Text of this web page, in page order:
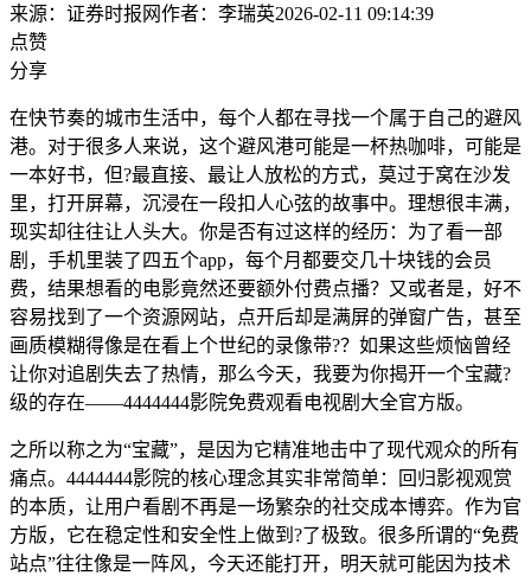
来源：证券时报网作者：李瑞英2026-02-11 09:14:39
点赞
分享
在快节奏的城市生活中，每个人都在寻找一个属于自己的避风
港。对于很多人来说，这个避风港可能是一杯热咖啡，可能是
一本好书，但?最直接、最让人放松的方式，莫过于窝在沙发
里，打开屏幕，沉浸在一段扣人心弦的故事中。理想很丰满，
现实却往往让人头大。你是否有过这样的经历：为了看一部
剧，手机里装了四五个app，每个月都要交几十块钱的会员
费，结果想看的电影竟然还要额外付费点播？又或者是，好不
容易找到了一个资源网站，点开后却是满屏的弹窗广告，甚至
画质模糊得像是在看上个世纪的录像带?？如果这些烦恼曾经
让你对追剧失去了热情，那么今天，我要为你揭开一个宝藏?
级的存在——4444444影院免费观看电视剧大全官方版。
之所以称之为“宝藏”，是因为它精准地击中了现代观众的所有
痛点。4444444影院的核心理念其实非常简单：回归影视观赏
的本质，让用户看剧不再是一场繁杂的社交成本博弈。作为官
方版，它在稳定性和安全性上做到?了极致。很多所谓的“免费
站点”往往像是一阵风，今天还能打开，明天就可能因为技术